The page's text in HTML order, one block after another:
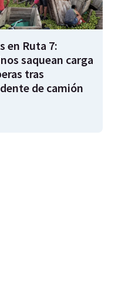
en Ruta 7:
saquean carga
tras
de camión